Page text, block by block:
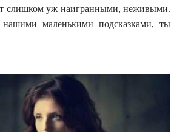
слишком уж наигранными, неживыми.
маленькими подсказками, ты